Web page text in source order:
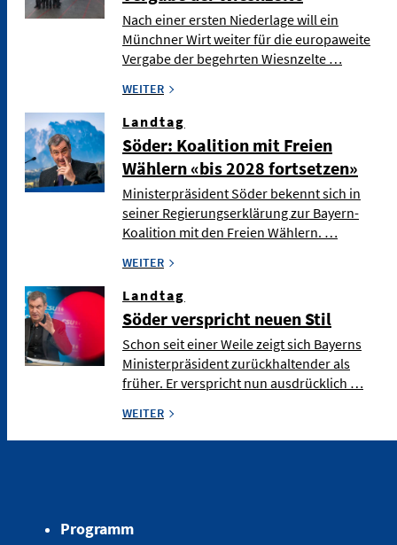
Nach einer ersten Niederlage will ein
Münchner Wirt weiter für die europaweite
Vergabe der begehrten Wiesnzelte …
WEITER
Landtag
Söder: Koalition mit Freien
Wählern «bis 2028 fortsetzen»
Ministerpräsident Söder bekennt sich in
seiner Regierungserklärung zur Bayern-
Koalition mit den Freien Wählern. …
WEITER
Landtag
Söder verspricht neuen Stil
Schon seit einer Weile zeigt sich Bayerns
Ministerpräsident zurückhaltender als
früher. Er verspricht nun ausdrücklich …
WEITER
Programm